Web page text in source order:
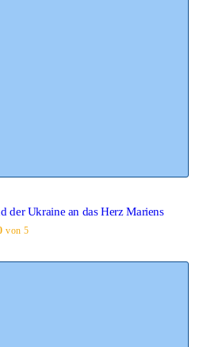
der Ukraine an das Herz Mariens
von 5